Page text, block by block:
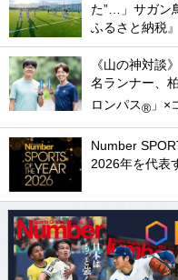
た”…」サガン
ふるさと納税』
《山の神対談
名ランナー、
ロンパス® 」×
Number
2026年を代表